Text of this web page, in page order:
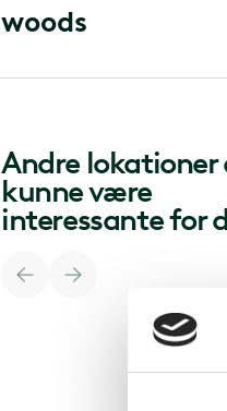
woods
Andre lokationer
kunne være
interessante for